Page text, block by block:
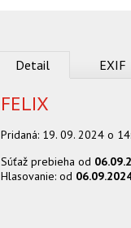
Detail EXIF
FELIX
Pridaná: 19. 09. 2024 o
Súťaž prebieha od
Hlasovanie: od